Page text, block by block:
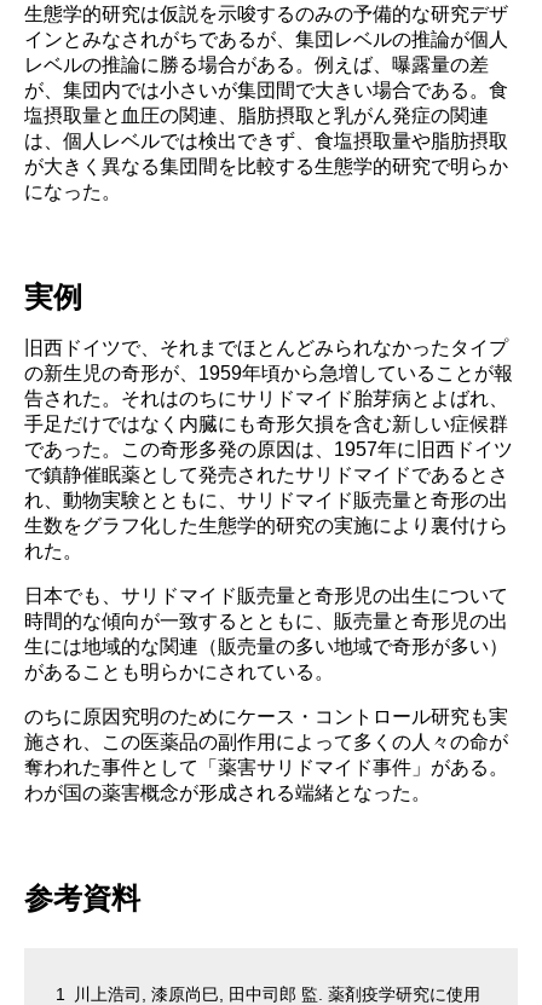
生態学的研究は仮説を示唆するのみの予備的な研究デザ
インとみなされがちであるが、集団レベルの推論が個人
レベルの推論に勝る場合がある。例えば、曝露量の差
が、集団内では小さいが集団間で大きい場合である。食
塩摂取量と血圧の関連、脂肪摂取と乳がん発症の関連
は、個人レベルでは検出できず、食塩摂取量や脂肪摂取
が大きく異なる集団間を比較する生態学的研究で明らか
になった。
実例
旧西ドイツで、それまでほとんどみられなかったタイプ
の新生児の奇形が、1959年頃から急増していることが報
告された。それはのちにサリドマイド胎芽病とよばれ、
手足だけではなく内臓にも奇形欠損を含む新しい症候群
であった。この奇形多発の原因は、1957年に旧西ドイツ
で鎮静催眠薬として発売されたサリドマイドであるとさ
れ、動物実験とともに、サリドマイド販売量と奇形の出
生数をグラフ化した生態学的研究の実施により裏付けら
れた。
日本でも、サリドマイド販売量と奇形児の出生について
時間的な傾向が一致するとともに、販売量と奇形児の出
生には地域的な関連（販売量の多い地域で奇形が多い）
があることも明らかにされている。
のちに原因究明のためにケース・コントロール研究も実
施され、この医薬品の副作用によって多くの人々の命が
奪われた事件として「薬害サリドマイド事件」がある。
わが国の薬害概念が形成される端緒となった。
参考資料
川上浩司, 漆原尚巳, 田中司郎 監. 薬剤疫学研究に使用